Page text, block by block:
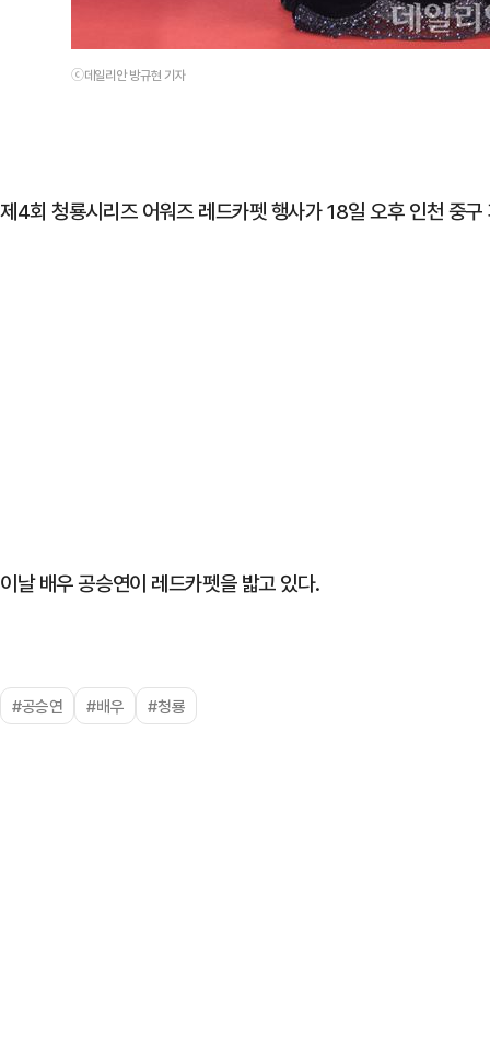
ⓒ데일리안 방규현 기자
제4회 청룡시리즈 어워즈 레드카펫 행사가 18일 오후 인천 중
이날 배우 공승연이 레드카펫을 밟고 있다.
#공승연 #배우 #청룡